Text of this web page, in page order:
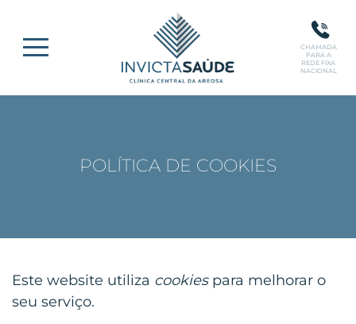
CHAMADA
PARA A
REDE FIXA
NACIONAL
POLÍTICA DE COOKIES
Este website utiliza cookiespara melhorar o
seu serviço.